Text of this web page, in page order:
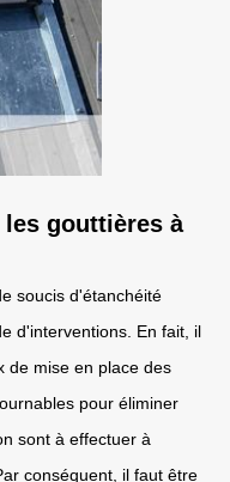
gouttières à
soucis d'étanchéité
d'interventions. En fait, il
de mise en place des
pour éliminer
sont à effectuer à
conséquent, il faut être